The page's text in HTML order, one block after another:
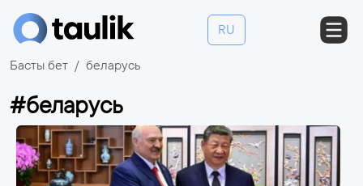
RU
Басты бет беларусь
#беларусь